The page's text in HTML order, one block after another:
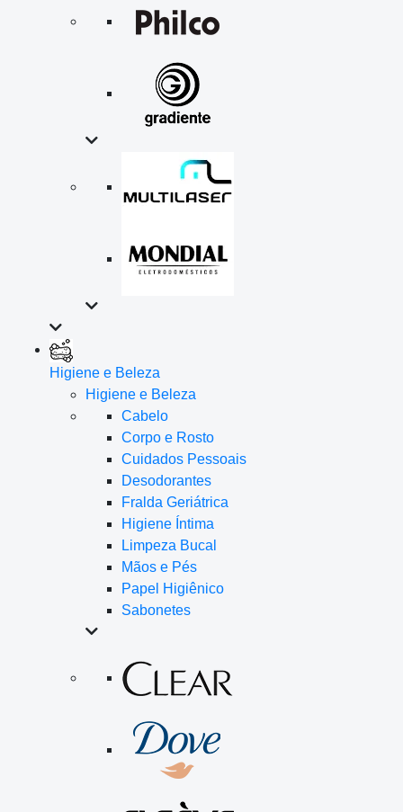
Higiene e Beleza
Higiene e Beleza
Cabelo
Corpo e Rosto
Cuidados Pessoais
Desodorantes
Fralda Geriátrica
Higiene Íntima
Limpeza Bucal
Mãos e Pés
Papel Higiênico
Sabonetes